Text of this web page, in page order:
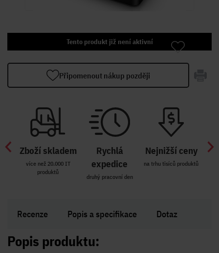
Tento produkt již není aktivní
Připomenout nákup později
Zboží skladem
více než 20.000 IT
produktů
Rychlá
expedice
druhý pracovní den
Nejnižší ceny
na trhu tisíců produktů
Recenze Popis a specifikace Dotaz
Popis produktu: